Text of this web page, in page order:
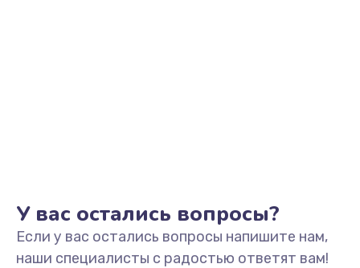
Замена видеокарты
1895 руб.
У вас остались вопросы?
Если у вас остались вопросы напишите нам,
наши специалисты с радостью ответят вам!